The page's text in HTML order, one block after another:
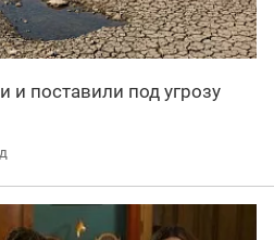
поставили под угрозу